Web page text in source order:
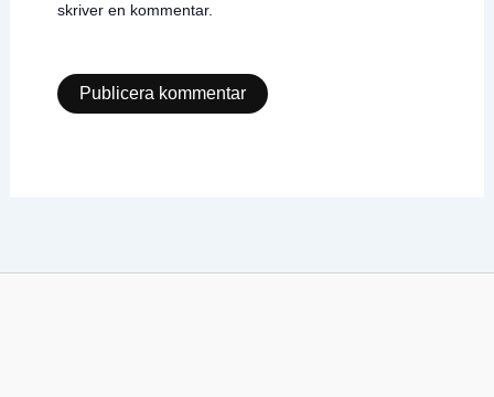
skriver en kommentar.